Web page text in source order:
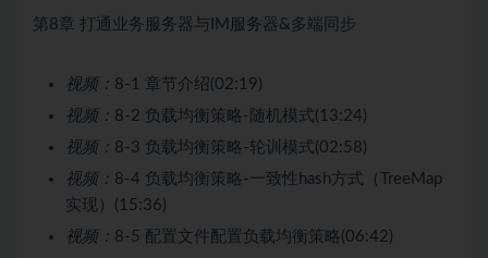
第8章 打通业务服务器与IM服务器&多端同步
视频： 8-1 章节介绍(02:19)
视频： 8-2 负载均衡策略-随机模式(13:24)
视频： 8-3 负载均衡策略-轮训模式(02:58)
视频： 8-4 负载均衡策略-一致性hash方式（TreeMap
实现）(15:36)
视频： 8-5 配置文件配置负载均衡策略(06:42)